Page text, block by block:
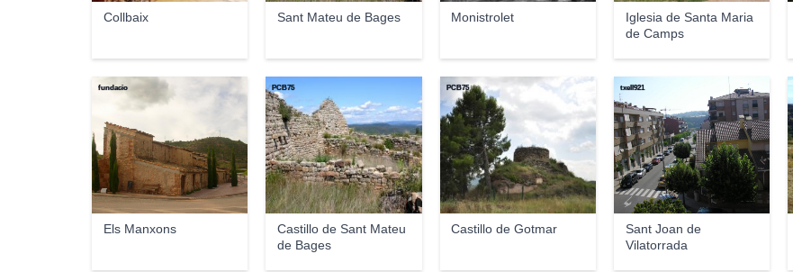
Collbaix Sant Mateu de Bages Monistrolet
Iglesia de Santa Maria
de Camps
Els Manxons
fundacio
Castillo de Sant Mateu
de Bages
PCB75
Castillo de Gotmar
PCB75
Sant Joan de
Vilatorrada
txell921